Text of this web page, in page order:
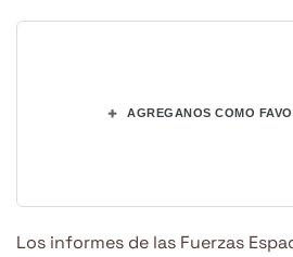
+ AGREGANOS COMO
Los informes de las Fuerzas